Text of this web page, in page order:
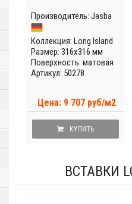
Производитель: Jasba
Коллекция: Long Island
Размер: 316x316 мм
Поверхность: матовая
Артикул: 50278
Цена: 9 707 руб/м2
КУПИТЬ
ВСТАВКИ